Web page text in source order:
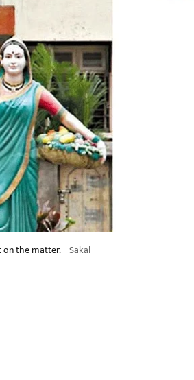
on the matter. Sakal